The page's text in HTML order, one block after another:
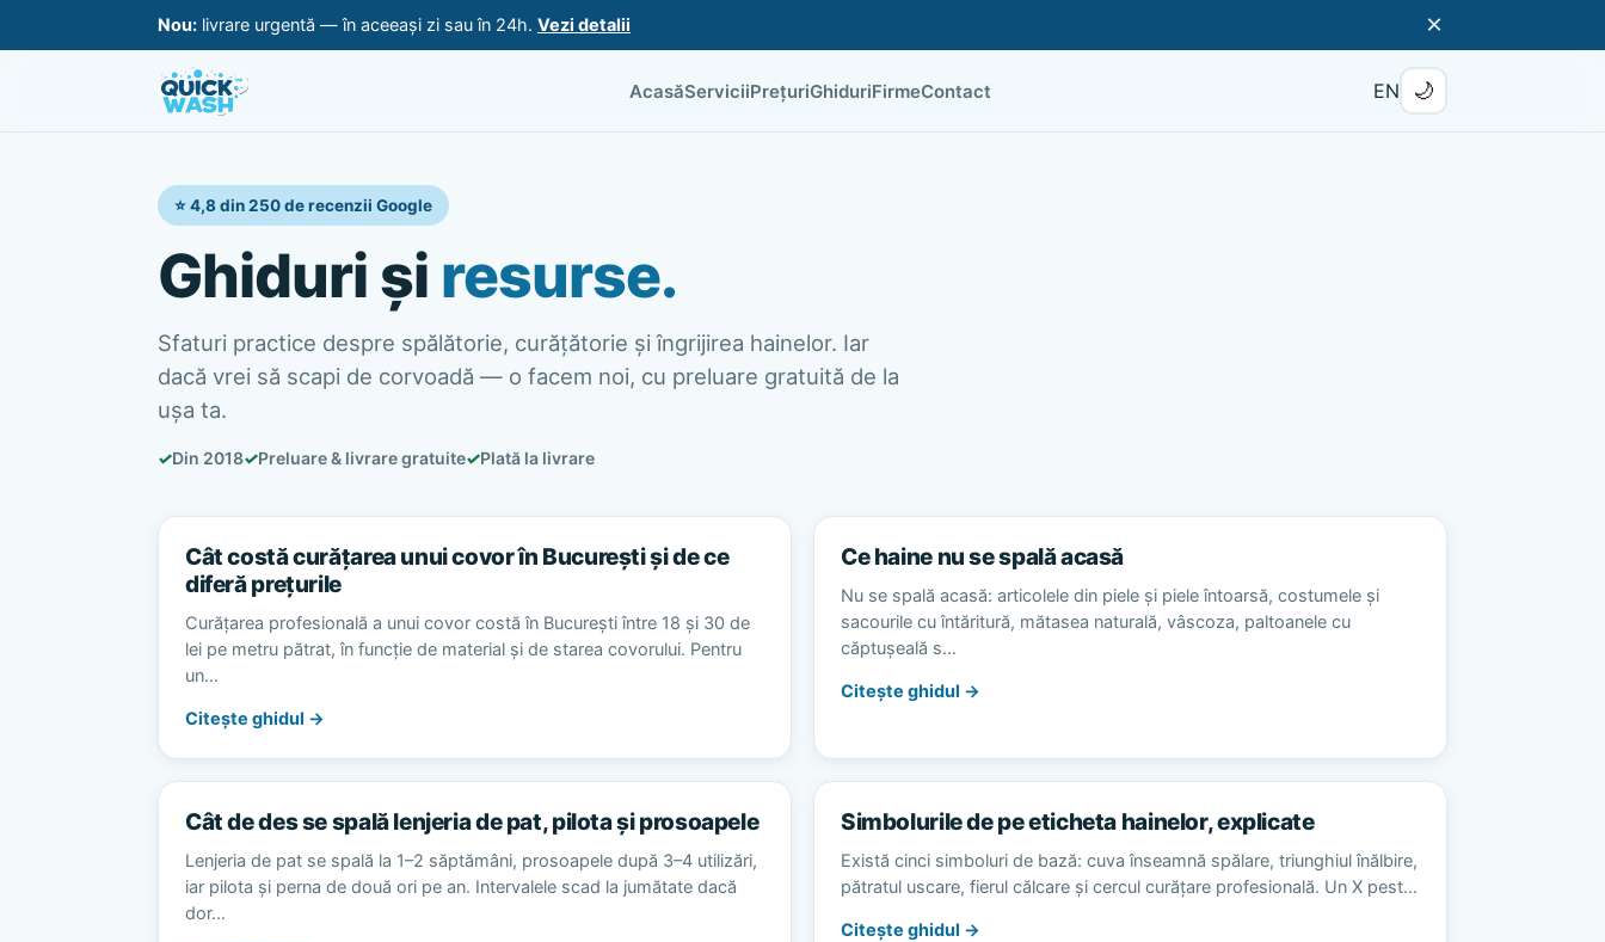
Nou: livrare urgentă — în aceeași zi sau în 24h. Vezi detalii ×
AcasăServiciiPrețuriGhiduriFirmeContact EN 🌙
⭐ 4,8 din 250 de recenzii Google
Ghiduri și resurse.
Sfaturi practice despre spălătorie, curățătorie și îngrijirea hainelor. Iar
dacă vrei să scapi de corvoadă — o facem noi, cu preluare gratuită de la
ușa ta.
✓Din 2018✓Preluare & livrare gratuite✓Plată la livrare
Cât costă curățarea unui covor în București și de ce
diferă prețurile
Curățarea profesională a unui covor costă în București între 18 și 30 de
lei pe metru pătrat, în funcție de material și de starea covorului. Pentru
un…
Citește ghidul →
Ce haine nu se spală acasă
Nu se spală acasă: articolele din piele și piele întoarsă, costumele și
sacourile cu întăritură, mătasea naturală, vâscoza, paltoanele cu
căptușeală s…
Citește ghidul →
Cât de des se spală lenjeria de pat, pilota și prosoapele
Lenjeria de pat se spală la 1–2 săptămâni, prosoapele după 3–4 utilizări,
iar pilota și perna de două ori pe an. Intervalele scad la jumătate dacă
dor…
Simbolurile de pe eticheta hainelor, explicate
Există cinci simboluri de bază: cuva înseamnă spălare, triunghiul înălbire,
pătratul uscare, fierul călcare și cercul curățare profesională. Un X pest…
Citește ghidul →